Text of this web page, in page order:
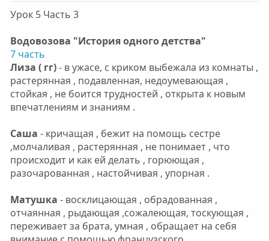
Урок 5 Часть 3
Водовозова "История одного детства"
7 часть
Лиза ( гг)- в ужасе, с криком выбежала из комнаты ,
растерянная , подавленная, недоумевающая ,
стойкая , не боится трудностей , открыта к новым
впечатлениям и знаниям .
Саша - кричащая , бежит на помощь сестре
,молчаливая , растерянная , не понимает , что
происходит и как ей делать , горюющая ,
разочарованная , настойчивая , упорная .
Матушка - восклицающая , обрадованная ,
отчаянная , рыдающая ,сожалеющая, тоскующая ,
переживает за брата, умная , обращает на себя